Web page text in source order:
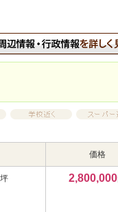
価格
2,800,000